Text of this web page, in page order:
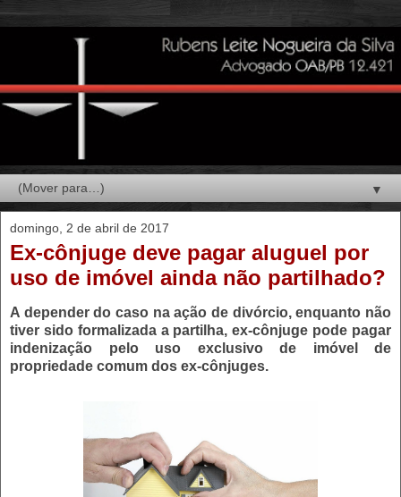
▼
domingo, 2 de abril de 2017
Ex-cônjuge deve pagar aluguel por
uso de imóvel ainda não partilhado?
A depender do caso na ação de divórcio, enquanto não
tiver sido formalizada a partilha, ex-cônjuge pode pagar
indenização pelo uso exclusivo de imóvel de
propriedade comum dos ex-cônjuges.